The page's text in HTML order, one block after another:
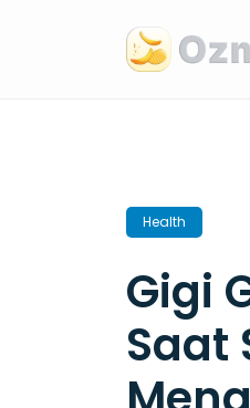
Health
Gigi
Saat